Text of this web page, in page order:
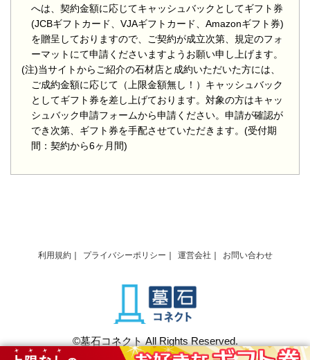
へは、契約金額に応じてキャッシュバックとしてギフト券
(JCBギフトカード、VJAギフトカード、Amazonギフト券)
を贈呈しておりますので、ご契約が成立次第、規定のフォ
ーマットにて申請くださいますようお願い申し上げます。
(注)当サイトからご紹介の石材店と成約いただいた方には、
ご成約金額に応じて（上限金額無し！）キャッシュバック
としてギフト券を差し上げております。対象の方はキャッ
シュバック申請フォームから申請ください。申請が確認が
でき次第、ギフト券を手配させていただきます。(受付期
間：契約から6ヶ月間)
利用規約 プライバシーポリシー 運営会社 お問い合わせ
©墓石コネクト All Rights Reserved.